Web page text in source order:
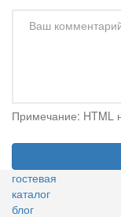
Примечание: HTML
гостевая
каталог
блог